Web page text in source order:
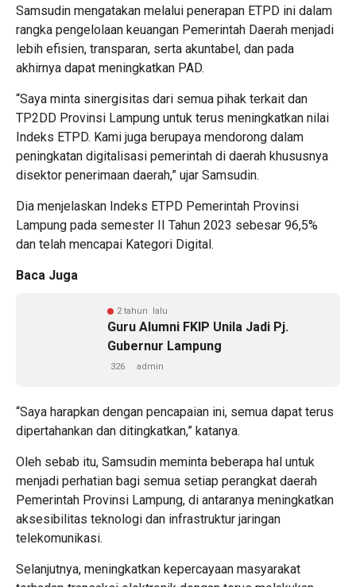
Samsudin mengatakan melalui penerapan ETPD ini dalam
rangka pengelolaan keuangan Pemerintah Daerah menjadi
lebih efisien, transparan, serta akuntabel, dan pada
akhirnya dapat meningkatkan PAD.
“Saya minta sinergisitas dari semua pihak terkait dan
TP2DD Provinsi Lampung untuk terus meningkatkan nilai
Indeks ETPD. Kami juga berupaya mendorong dalam
peningkatan digitalisasi pemerintah di daerah khususnya
disektor penerimaan daerah,” ujar Samsudin.
Dia menjelaskan Indeks ETPD Pemerintah Provinsi
Lampung pada semester II Tahun 2023 sebesar 96,5%
dan telah mencapai Kategori Digital.
Baca Juga
2 tahun lalu
Guru Alumni FKIP Unila Jadi Pj.
Gubernur Lampung
326 admin
“Saya harapkan dengan pencapaian ini, semua dapat terus
dipertahankan dan ditingkatkan,” katanya.
Oleh sebab itu, Samsudin meminta beberapa hal untuk
menjadi perhatian bagi semua setiap perangkat daerah
Pemerintah Provinsi Lampung, di antaranya meningkatkan
aksesibilitas teknologi dan infrastruktur jaringan
telekomunikasi.
Selanjutnya, meningkatkan kepercayaan masyarakat